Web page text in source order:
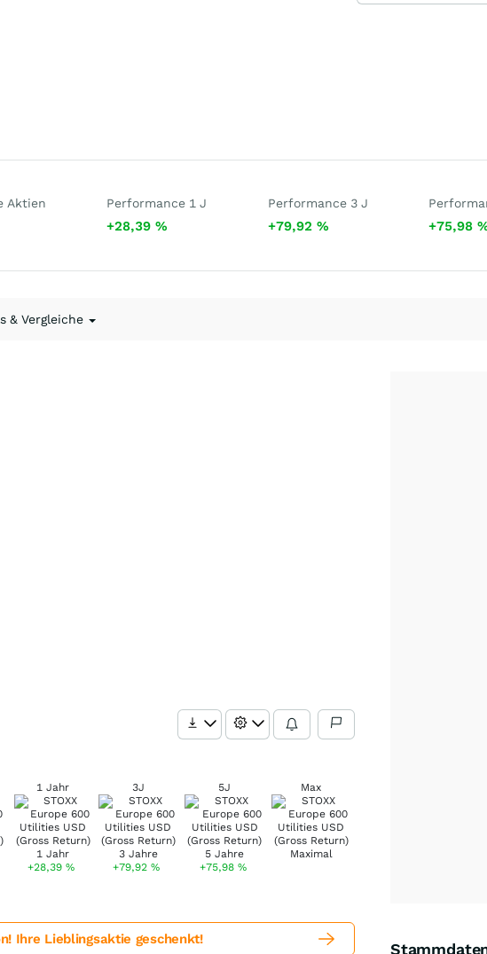
Aktien Performance 1 J
+28,39%
Performance 3 J
+79,92 % +75,98
& Vergleiche
1 Jahr
+28,39%
3J
+79,92%
5J
+75,98 %
Max
Ihre Lieblingsaktie geschenkt!